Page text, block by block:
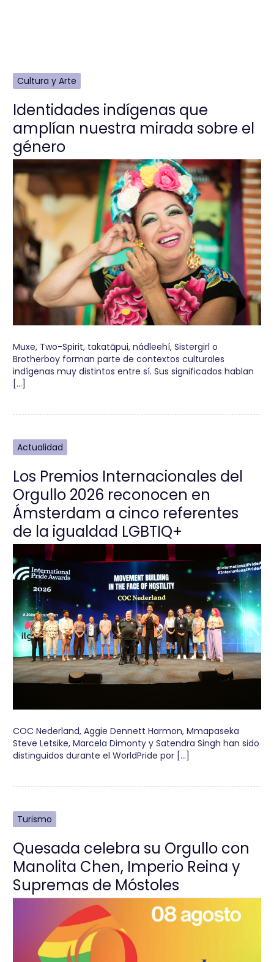
Cultura y Arte
Identidades indígenas que
amplían nuestra mirada sobre el
género
Muxe, Two-Spirit, takatāpui, nádleehí, Sistergirl o
Brotherboy forman parte de contextos culturales
indígenas muy distintos entre sí. Sus significados hablan
[…]
Actualidad
Los Premios Internacionales del
Orgullo 2026 reconocen en
Ámsterdam a cinco referentes
de la igualdad LGBTIQ+
COC Nederland, Aggie Dennett Harmon, Mmapaseka
Steve Letsike, Marcela Dimonty y Satendra Singh han sido
distinguidos durante el WorldPride por […]
Turismo
Quesada celebra su Orgullo con
Manolita Chen, Imperio Reina y
Supremas de Móstoles